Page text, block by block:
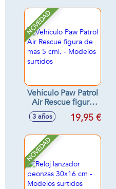
Modelos surtidos
NOVEDAD
Vehículo Paw Patrol
Air Rescue figura
de mas 5 cml. -
Modelos surtidos
3 años 19,95 €
NOVEDAD